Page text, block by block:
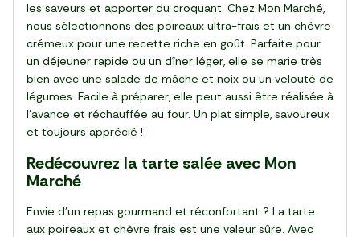
les saveurs et apporter du croquant. Chez Mon Marché,
nous sélectionnons des poireaux ultra-frais et un chèvre
crémeux pour une recette riche en goût. Parfaite pour
un déjeuner rapide ou un dîner léger, elle se marie très
bien avec une salade de mâche et noix ou un velouté de
légumes. Facile à préparer, elle peut aussi être réalisée à
l’avance et réchauffée au four. Un plat simple, savoureux
et toujours apprécié !
Redécouvrez la tarte salée avec Mon
Marché
Envie d’un repas gourmand et réconfortant ? La tarte
aux poireaux et chèvre frais est une valeur sûre. Avec